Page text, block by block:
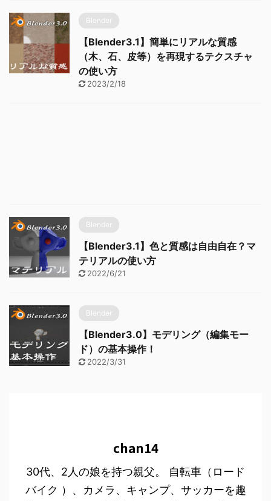
Blender
【Blender3.1】簡単にリアルな質感
（木、石、皮等）を再現するテクスチャ
の使い方
2023/2/18
Blender
【Blender3.1】色と質感は自由自在？マ
テリアルの使い方
2022/6/21
Blender
【Blender3.0】モデリング（編集モー
ド）の基本操作！
2022/3/31
chan14
30代、2人の娘を持つ親父。 自転車（ロード
バイク ）、カメラ、キャンプ、サッカーを趣